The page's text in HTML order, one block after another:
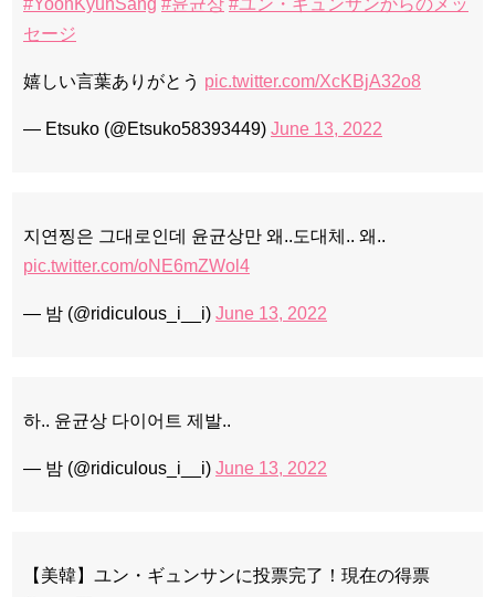
#YoonKyunSang #윤균상 #ユン・ギュンサンからのメッ
セージ
嬉しい言葉ありがとう pic.twitter.com/XcKBjA32o8
— Etsuko (@Etsuko58393449) June 13, 2022
지연찡은 그대로인데 윤균상만 왜..도대체.. 왜..
pic.twitter.com/oNE6mZWol4
— 밤 (@ridiculous_i__i) June 13, 2022
하.. 윤균상 다이어트 제발..
— 밤 (@ridiculous_i__i) June 13, 2022
【美韓】ユン・ギュンサンに投票完了！現在の得票